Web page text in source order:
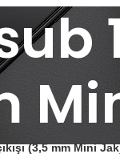
(3,5 mm Mini